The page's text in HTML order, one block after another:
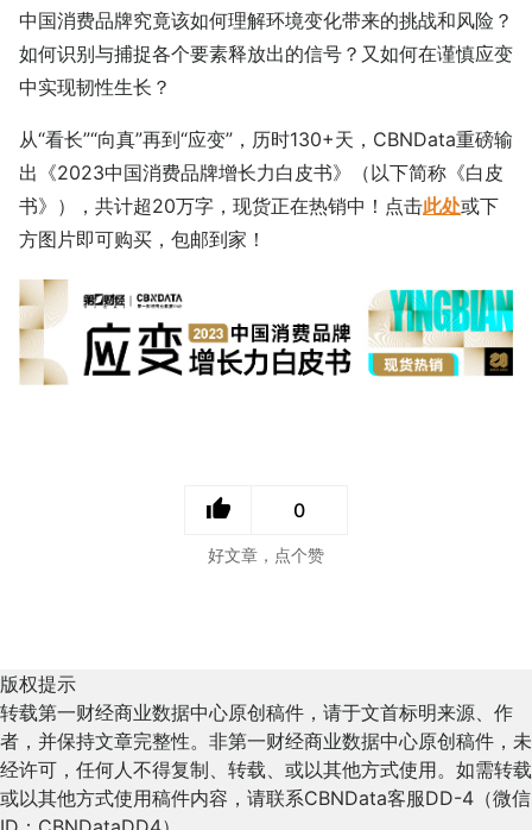
中国消费品牌究竟该如何理解环境变化带来的挑战和风险？
如何识别与捕捉各个要素释放出的信号？又如何在谨慎应变
中实现韧性生长？
从“看长”“向真”再到“应变”，历时130+天，CBNData重磅输
出《2023中国消费品牌增长力白皮书》（以下简称《白皮
书》），共计超20万字，现货正在热销中！点击此处或下
方图片即可购买，包邮到家！
0
好文章，点个赞
版权提示
转载第一财经商业数据中心原创稿件，请于文首标明来源、作
者，并保持文章完整性。非第一财经商业数据中心原创稿件，未
经许可，任何人不得复制、转载、或以其他方式使用。如需转载
或以其他方式使用稿件内容，请联系CBNData客服DD-4（微信